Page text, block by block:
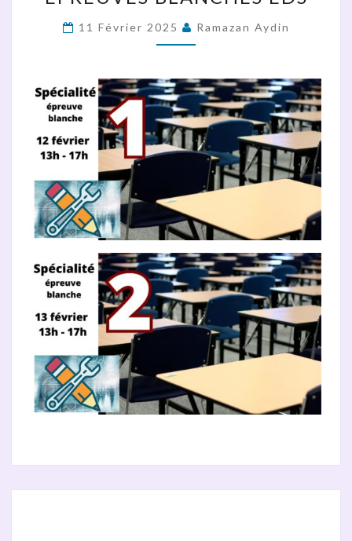
BLANCHES
EDS
11 Février 2025 Ramazan Aydin